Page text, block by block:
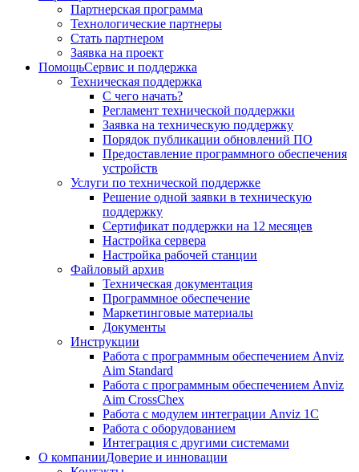
Партнерская программа
Технологические партнеры
Стать партнером
Заявка на проект
ПомощьСервис и поддержка
Техническая поддержка
С чего начать?
Регламент технической поддержки
Заявка на техническую поддержку
Порядок публикации обновлений ПО
Предоставление программного обеспечения
устройств
Услуги по технической поддержке
Решение одной заявки в техническую
поддержку
Сертификат поддержки на 12 месяцев
Настройка сервера
Настройка рабочей станции
Файловый архив
Техническая документация
Программное обеспечение
Маркетинговые материалы
Документы
Инструкции
Работа с программным обеспечением Anviz
Aim Standard
Работа с программным обеспечением Anviz
Aim CrossChex
Работа с модулем интеграции Anviz 1C
Работа с оборудованием
Интеграция с другими системами
О компанииДоверие и инновации